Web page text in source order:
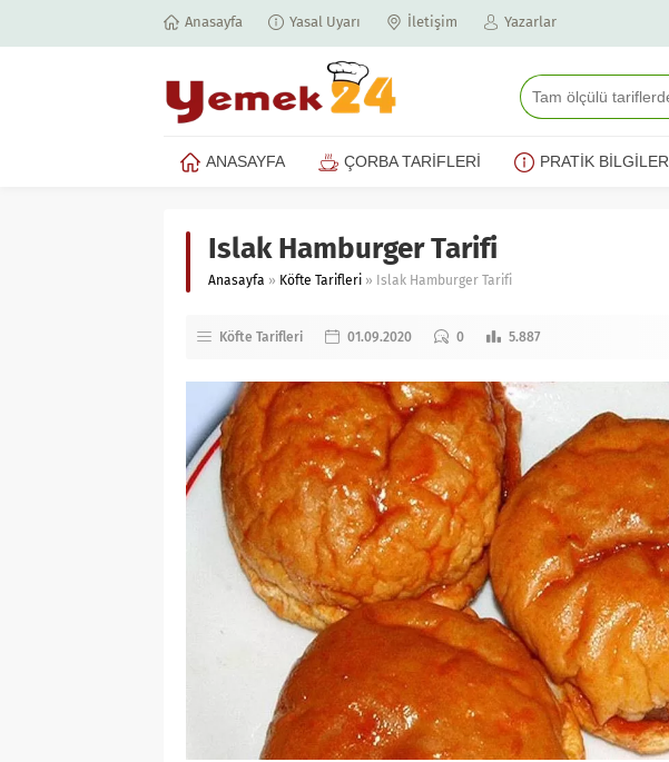
Anasayfa Yasal Uyarı İletişim Yazarlar
ANASAYFA ÇORBA TARİFLERİ PRATİK BİLGİLER
Islak Hamburger Tarifi
Anasayfa » Köfte Tarifleri » Islak Hamburger Tarifi
Köfte Tarifleri 01.09.2020 0 5.887